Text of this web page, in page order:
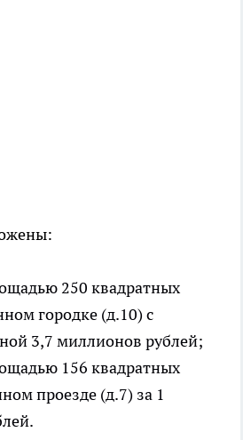
250 квадратных
городке (д.10) с
3,7 миллионов рублей;
156 квадратных
проезде (д.7) за 1